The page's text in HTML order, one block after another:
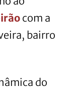
com a
bairro
do